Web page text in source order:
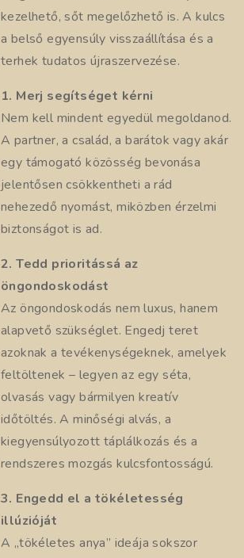
kezelhető, sőt megelőzhető is. A kulcs
a belső egyensúly visszaállítása és a
terhek tudatos újraszervezése.
1. Merj segítséget kérni
Nem kell mindent egyedül megoldanod.
A partner, a család, a barátok vagy akár
egy támogató közösség bevonása
jelentősen csökkentheti a rád
nehezedő nyomást, miközben érzelmi
biztonságot is ad.
2. Tedd prioritássá az
öngondoskodást
Az öngondoskodás nem luxus, hanem
alapvető szükséglet. Engedj teret
azoknak a tevékenységeknek, amelyek
feltöltenek – legyen az egy séta,
olvasás vagy bármilyen kreatív
időtöltés. A minőségi alvás, a
kiegyensúlyozott táplálkozás és a
rendszeres mozgás kulcsfontosságú.
3. Engedd el a tökéletesség
illúzióját
A „tökéletes anya” ideája sokszor